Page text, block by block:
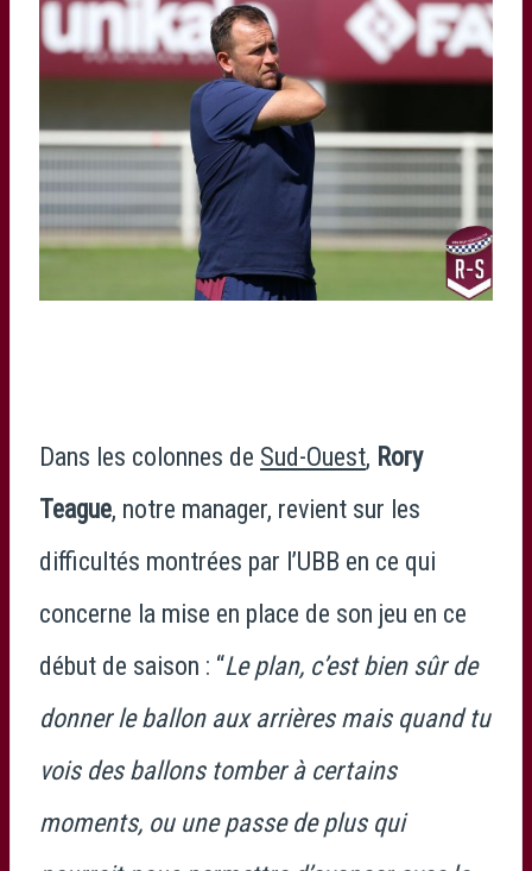
Dans les colonnes de Sud-Ouest, Rory
Teague, notre manager, revient sur les
difficultés montrées par l’UBB en ce qui
concerne la mise en place de son jeu en ce
début de saison : “Le plan, c’est bien sûr de
donner le ballon aux arrières mais quand tu
vois des ballons tomber à certains
moments, ou une passe de plus qui